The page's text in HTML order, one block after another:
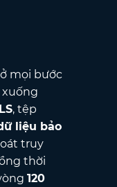
mọi bước
xuống
, tệp
liệu bảo
truy
thời
120